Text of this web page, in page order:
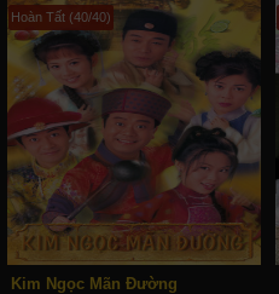
Hoàn Tất (40/40)
Kim Ngọc Mãn Đường